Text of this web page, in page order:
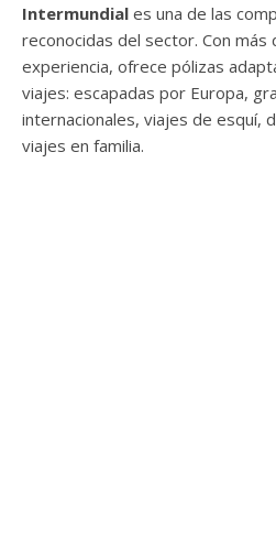
Intermundial es una de las
reconocidas del sector. Con más
experiencia, ofrece pólizas
viajes: escapadas por Europa,
internacionales, viajes de esquí,
viajes en familia.